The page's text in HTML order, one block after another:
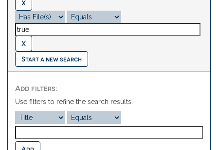
Start a new search
Add filters:
Use filters to refine the search results.